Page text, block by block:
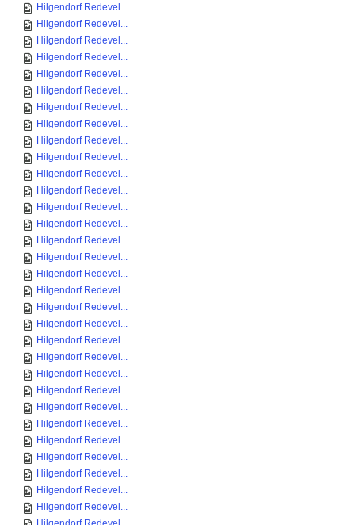
Hilgendorf Redevel...
Hilgendorf Redevel...
Hilgendorf Redevel...
Hilgendorf Redevel...
Hilgendorf Redevel...
Hilgendorf Redevel...
Hilgendorf Redevel...
Hilgendorf Redevel...
Hilgendorf Redevel...
Hilgendorf Redevel...
Hilgendorf Redevel...
Hilgendorf Redevel...
Hilgendorf Redevel...
Hilgendorf Redevel...
Hilgendorf Redevel...
Hilgendorf Redevel...
Hilgendorf Redevel...
Hilgendorf Redevel...
Hilgendorf Redevel...
Hilgendorf Redevel...
Hilgendorf Redevel...
Hilgendorf Redevel...
Hilgendorf Redevel...
Hilgendorf Redevel...
Hilgendorf Redevel...
Hilgendorf Redevel...
Hilgendorf Redevel...
Hilgendorf Redevel...
Hilgendorf Redevel...
Hilgendorf Redevel...
Hilgendorf Redevel...